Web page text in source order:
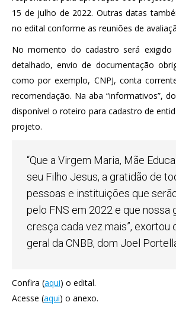
15 de julho de 2022. Outras datas
no edital conforme as reuniões de
No momento do cadastro será
detalhado, envio de documentação
como por exemplo, CNPJ, conta
recomendação. Na aba “informativos”,
disponível o roteiro para cadastro de
projeto.
“Que a Virgem Maria, Mãe
seu Filho Jesus, a gratidão de
pessoas e instituições que
pelo FNS em 2022 e que nossa
cresça cada vez mais”, exortou
geral da CNBB, dom Joel
Confira (aqui) o edital.
Acesse (aqui) o anexo.